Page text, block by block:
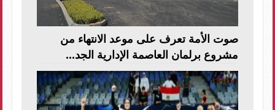
صوت الأمة تعرف على موعد الانتهاء من
مشروع برلمان العاصمة الإدارية الجد...